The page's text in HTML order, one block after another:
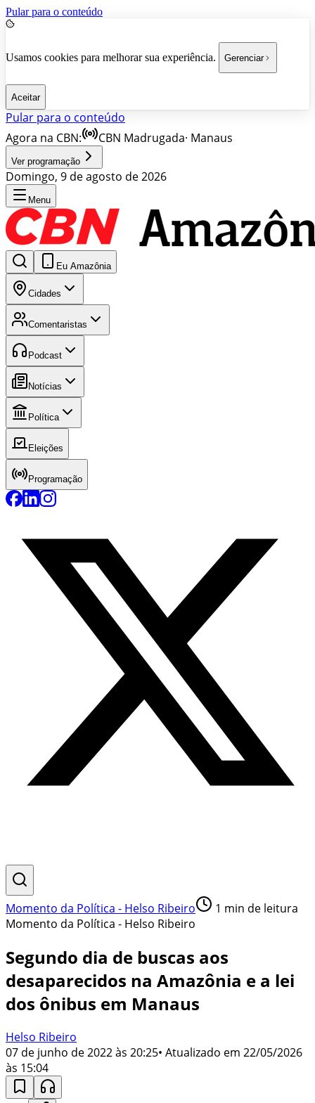
Pular para o conteúdo
Usamos cookies para melhorar sua experiência. Gerenciar
Aceitar
Pular para o conteúdo
Agora na CBN:
CBN Madrugada· Manaus
Ver programação
Domingo, 9 de agosto de 2026
Menu
Eu Amazônia
Cidades
Comentaristas
Podcast
Notícias
Política
Eleições
Programação
Momento da Política - Helso Ribeiro 1 min de leitura
Momento da Política - Helso Ribeiro
Segundo dia de buscas aos
desaparecidos na Amazônia e a lei
dos ônibus em Manaus
Helso Ribeiro
07 de junho de 2022 às 20:25• Atualizado em 22/05/2026
às 15:04